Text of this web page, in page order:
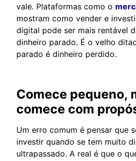
vale. Plataformas como o
mostram como vender e
digital pode ser mais rentável
dinheiro parado. É o velho
parado é dinheiro perdido.
Comece pequeno,
comece com
Um erro comum é pensar que
investir quando se tem muito
ultrapassado. A real é que o